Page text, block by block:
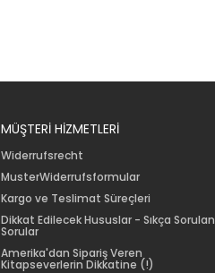
MÜŞTERİ HİZMETLERİ
Widerrufsrecht
MusterWiderrufsformular
Kargo ve Teslimat Süreçleri
Dikkat Edilecek Hususlar - Sıkça Sorulan
Sorular
Amerika'dan Sipariş Veren
Kitapseverlerin Dikkatine (!)